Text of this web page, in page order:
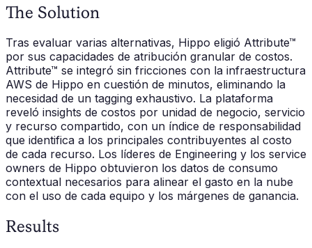
The Solution
Tras evaluar varias alternativas, Hippo eligió Attribute™
por sus capacidades de atribución granular de costos.
Attribute™ se integró sin fricciones con la infraestructura
AWS de Hippo en cuestión de minutos, eliminando la
necesidad de un tagging exhaustivo. La plataforma
reveló insights de costos por unidad de negocio, servicio
y recurso compartido, con un índice de responsabilidad
que identifica a los principales contribuyentes al costo
de cada recurso. Los líderes de Engineering y los service
owners de Hippo obtuvieron los datos de consumo
contextual necesarios para alinear el gasto en la nube
con el uso de cada equipo y los márgenes de ganancia.
Results